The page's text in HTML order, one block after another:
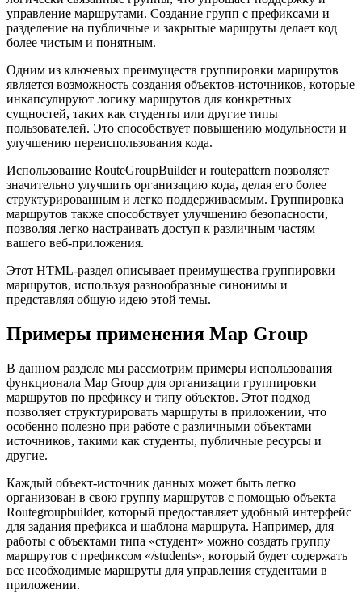
управление маршрутами. Создание групп с префиксами и
разделение на публичные и закрытые маршруты делает код
более чистым и понятным.
Одним из ключевых преимуществ группировки маршрутов
является возможность создания объектов-источников, которые
инкапсулируют логику маршрутов для конкретных
сущностей, таких как студенты или другие типы
пользователей. Это способствует повышению модульности и
улучшению переиспользования кода.
Использование RouteGroupBuilder и routepattern позволяет
значительно улучшить организацию кода, делая его более
структурированным и легко поддерживаемым. Группировка
маршрутов также способствует улучшению безопасности,
позволяя легко настраивать доступ к различным частям
вашего веб-приложения.
Этот HTML-раздел описывает преимущества группировки
маршрутов, используя разнообразные синонимы и
представляя общую идею этой темы.
Примеры применения Map Group
В данном разделе мы рассмотрим примеры использования
функционала Map Group для организации группировки
маршрутов по префиксу и типу объектов. Этот подход
позволяет структурировать маршруты в приложении, что
особенно полезно при работе с различными объектами
источников, такими как студенты, публичные ресурсы и
другие.
Каждый объект-источник данных может быть легко
организован в свою группу маршрутов с помощью объекта
Routegroupbuilder, который предоставляет удобный интерфейс
для задания префикса и шаблона маршрута. Например, для
работы с объектами типа «студент» можно создать группу
маршрутов с префиксом «/students», который будет содержать
все необходимые маршруты для управления студентами в
приложении.